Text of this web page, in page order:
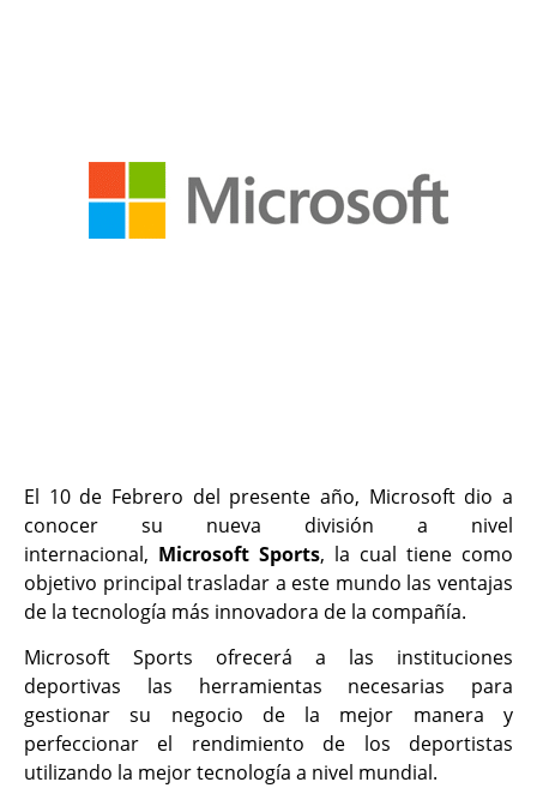
El 10 de Febrero del presente año, Microsoft dio a
conocer su nueva división a nivel
internacional, Microsoft Sports, la cual tiene como
objetivo principal trasladar a este mundo las ventajas
de la tecnología más innovadora de la compañía.
Microsoft Sports ofrecerá a las instituciones
deportivas las herramientas necesarias para
gestionar su negocio de la mejor manera y
perfeccionar el rendimiento de los deportistas
utilizando la mejor tecnología a nivel mundial.